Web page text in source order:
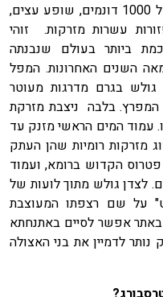
הגן התחתון משתרע על פני שטח של 1000 דונמים, שופע עצים,
עשרות מזרקות. זוהי
ביותר בעולם שנבנתה
השנים האחרונות. המפל
מים והוא גולש בגרם מדרגות מעוטר
בלבה ניצבת מזרקת
עמוד המים הראשי מזנק עד
זוג מזרקות רומיות שהן העתק
פטרוס הקדוש ברומא, ועמוד
מגיע עד לגובה 10 מטרים. לצדן גולש מתוך לועות של
על שם רצפתו המעוצבת
באתר אפשר לסיים באתנחתא
לדמיין את בני האצולה